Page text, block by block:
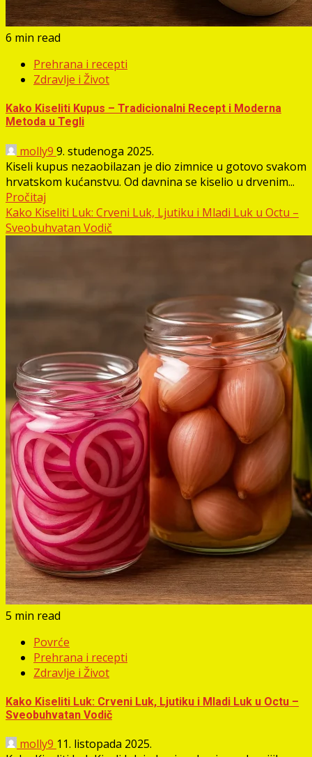
6 min read
Prehrana i recepti
Zdravlje i Život
Kako Kiseliti Kupus – Tradicionalni Recept i Moderna
Metoda u Tegli
molly9 9. studenoga 2025.
Kiseli kupus nezaobilazan je dio zimnice u gotovo svakom
hrvatskom kućanstvu. Od davnina se kiselio u drvenim...
Pročitaj
Kako Kiseliti Luk: Crveni Luk, Ljutiku i Mladi Luk u Octu –
Sveobuhvatan Vodič
5 min read
Povrće
Prehrana i recepti
Zdravlje i Život
Kako Kiseliti Luk: Crveni Luk, Ljutiku i Mladi Luk u Octu –
Sveobuhvatan Vodič
molly9 11. listopada 2025.